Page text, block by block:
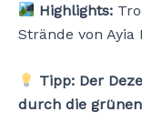
Highlights:
Strände von Ayia
Tipp: Der
durch die